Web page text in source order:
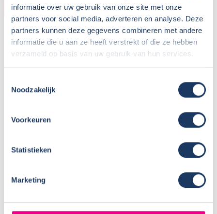
informatie over uw gebruik van onze site met onze
partners voor social media, adverteren en analyse. Deze
partners kunnen deze gegevens combineren met andere
informatie die u aan ze heeft verstrekt of die ze hebben
verzameld op basis van uw gebruik van hun services.
Noodzakelijk
Voorkeuren
Statistieken
Marketing
CAMPER
Bouwjaar:
2022
Onderstel:
Fiat Ducato
Motor:
140 pk
Versnellingen:
9
Max. gewicht:
Transmissie:
Isofix: